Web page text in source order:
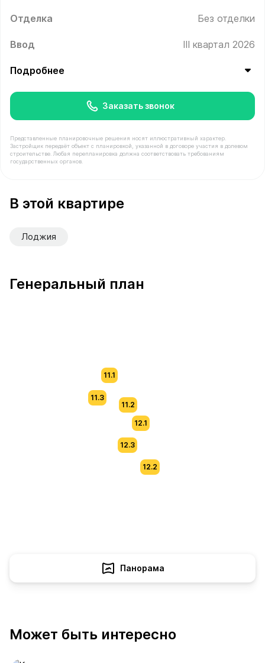
Отделка Без отделки
Ввод III квартал 2026
Подробнее
Заказать звонок
Представленные планировочные решения носят иллюстративный характер.
Застройщик передаёт объект с планировкой, указанной в договоре участия в долевом
строительстве. Любая перепланировка должна соответствовать требованиям
государственных органов.
В этой квартире
Лоджия
Генеральный план
11.3
11.1
11.2
12.1
12.2
12.3
Панорама
Может быть интересно